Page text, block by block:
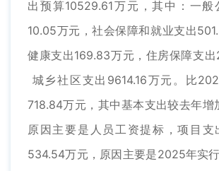
出预算10529.61万元，其中：一般
10.05万元，社会保障和就业支出
健康支出169.83万元，住房保障支出
城乡社区支出9614.16万元。比
718.84万元，其中基本支出较去年增
原因主要是人员工资提标，项目支
534.54万元，原因主要是2025年实